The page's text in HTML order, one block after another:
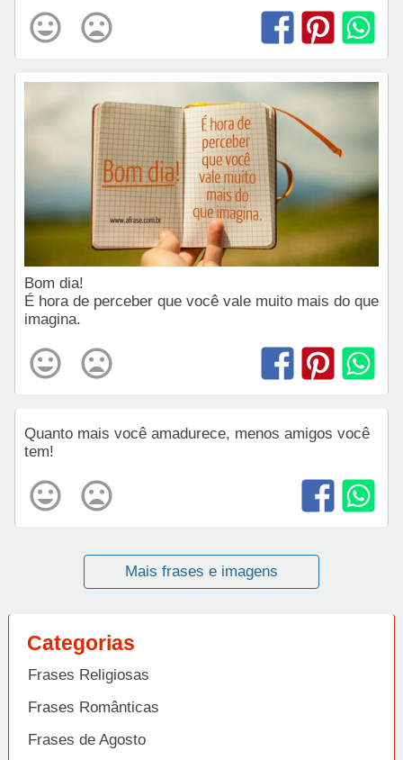
Bom dia!
É hora de perceber que você vale muito mais do que
imagina.
Quanto mais você amadurece, menos amigos você
tem!
Mais frases e imagens
Categorias
Frases Religiosas
Frases Românticas
Frases de Agosto